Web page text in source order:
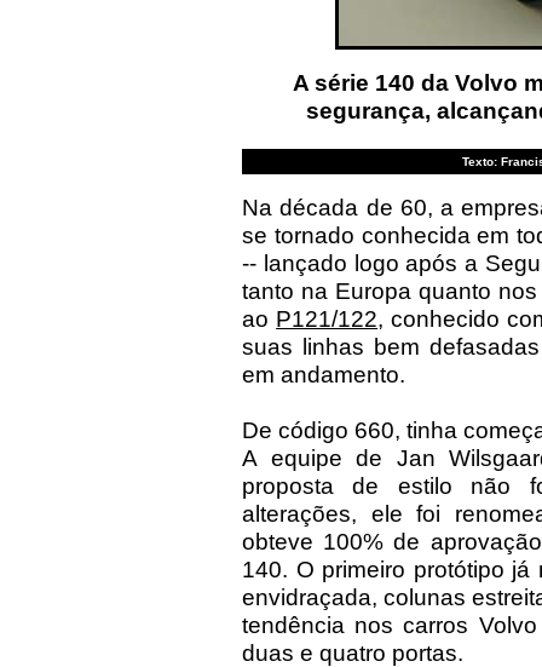
A série 140 da Volvo
segurança,
Texto:
Na década de 60, a
se tornado conhecida em
-- lançado logo após a
tanto na Europa quanto
ao P121/122, conhecido
suas linhas bem
em andamento.
De código 660, tinha
A equipe de Jan
proposta de estilo não
alterações, ele foi
obteve 100% de
140. O primeiro protótipo
envidraçada, colunas
tendência nos carros
duas e quatro portas.